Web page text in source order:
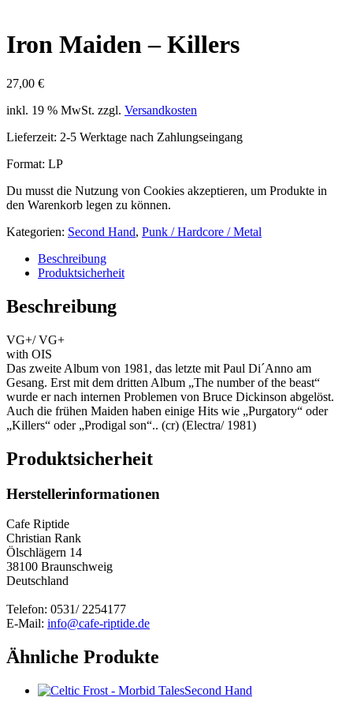
Iron Maiden – Killers
27,00 €
inkl. 19 % MwSt. zzgl. Versandkosten
Lieferzeit: 2-5 Werktage nach Zahlungseingang
Format: LP
Du musst die Nutzung von Cookies akzeptieren, um Produkte in
den Warenkorb legen zu können.
Kategorien: Second Hand, Punk / Hardcore / Metal
Beschreibung
Produktsicherheit
Beschreibung
VG+/ VG+
with OIS
Das zweite Album von 1981, das letzte mit Paul Di´Anno am
Gesang. Erst mit dem dritten Album „The number of the beast“
wurde er nach internen Problemen von Bruce Dickinson abgelöst.
Auch die frühen Maiden haben einige Hits wie „Purgatory“ oder
„Killers“ oder „Prodigal son“.. (cr) (Electra/ 1981)
Produktsicherheit
Herstellerinformationen
Cafe Riptide
Christian Rank
Ölschlägern 14
38100 Braunschweig
Deutschland
Telefon: 0531/ 2254177
E-Mail: info@cafe-riptide.de
Ähnliche Produkte
Second Hand